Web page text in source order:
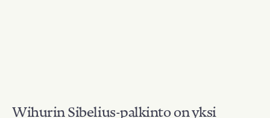
Wihurin Sibelius-palkinto on yksi